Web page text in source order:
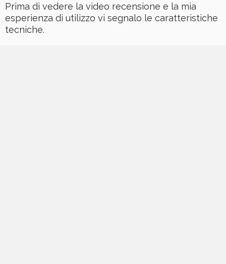
Prima di vedere la video recensione e la mia
esperienza di utilizzo vi segnalo le caratteristiche
tecniche.